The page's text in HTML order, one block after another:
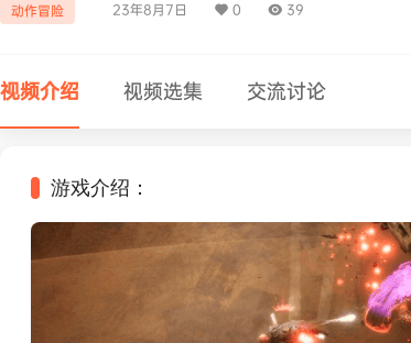
动作冒险 23年8月7日 0 39
视频介绍 视频选集 交流讨论
游戏介绍：